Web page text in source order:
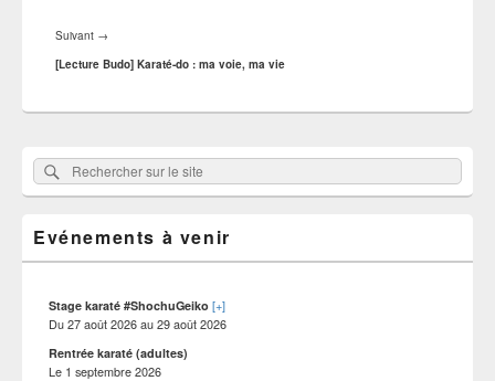
Suivant →
suivant :
[Lecture Budo] Karaté-do : ma voie, ma vie
Zone
principale
de
pour
Rechercher :
Rechercher
sur
site
Evénements à venir
Stage karaté #ShochuGeiko [+]
Du27 août 2026au29 août 2026
Rentrée karaté (adultes)
Le 1 septembre 2026